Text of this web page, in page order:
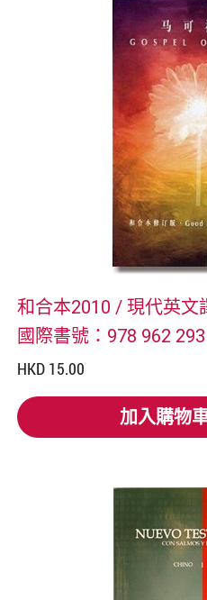
和合本2010 / 現代英文
國際書號：978 962
HKD 15.00
加入購物
加入購物車